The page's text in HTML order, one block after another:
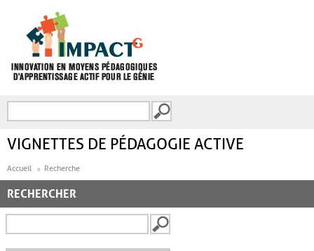
FORMULAIRE DE
VIGNETTES DE PÉDAGOGIE ACTIVE
Accueil Recherche
RECHERCHER